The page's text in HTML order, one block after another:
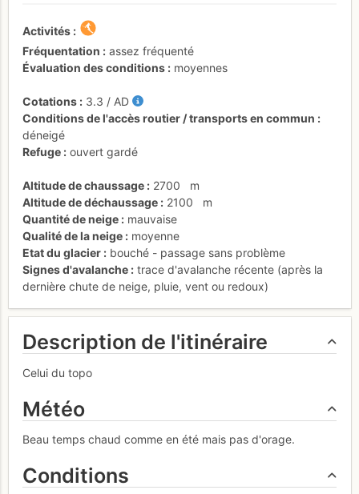
Activités
Fréquentation
assez fréquenté
Évaluation des conditions
moyennes
Cotations 3.3 / AD
Conditions de l'accès routier / transports en commun
déneigé
Refuge
ouvert gardé
Altitude de chaussage 2700
m
Altitude de déchaussage
2100
m
Quantité de neige
mauvaise
Qualité de la neige
moyenne
Etat du glacier
bouché - passage sans problème
Signes d'avalanche
trace d'avalanche récente (après la
dernière chute de neige, pluie, vent ou redoux)
Description de l'itinéraire
Celui du topo
Météo
Beau temps chaud comme en été mais pas d'orage.
Conditions